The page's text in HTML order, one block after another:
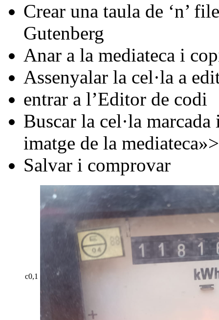
Crear una taula de ‘n’
Gutenberg
Anar a la mediateca i
Assenyalar la cel·la a
entrar a l’Editor de codi
Buscar la cel·la marcada
imatge de la mediateca»>
Salvar i comprovar
c0,1